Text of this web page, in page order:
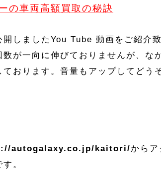
の車両高額買取の秘訣
しましたYou Tube 動画をご紹介致
が一向に伸びておりませんが、な
おります。音量もアップしてどう
autogalaxy.co.jp/kaitori/からア
。